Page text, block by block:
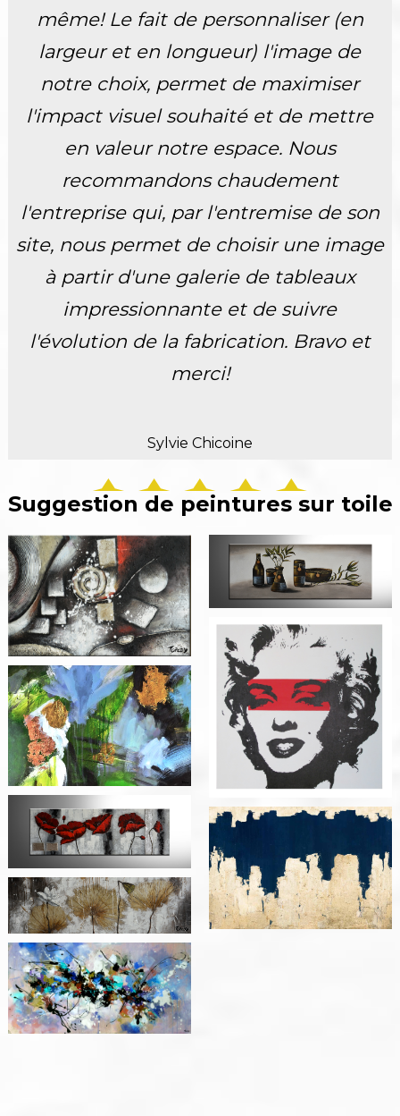
même! Le fait de personnaliser (en
largeur et en longueur) l'image de
notre choix, permet de maximiser
l'impact visuel souhaité et de mettre
en valeur notre espace. Nous
recommandons chaudement
l'entreprise qui, par l'entremise de son
site, nous permet de choisir une image
à partir d'une galerie de tableaux
impressionnante et de suivre
l'évolution de la fabrication. Bravo et
merci!
Sylvie Chicoine
Suggestion de peintures sur toile